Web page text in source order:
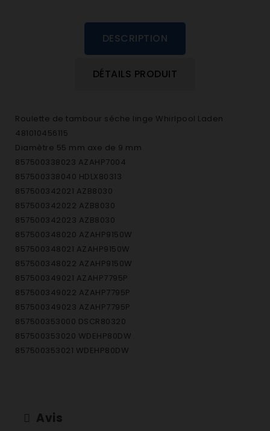
DESCRIPTION
DÉTAILS PRODUIT
Roulette de tambour séche linge Whirlpool Laden
481010456115
Diamètre 55 mm axe de 9 mm
857500338023 AZAHP7004
857500338040 HDLX80313
857500342021 AZB8030
857500342022 AZB8030
857500342023 AZB8030
857500348020 AZAHP9150W
857500348021 AZAHP9150W
857500348022 AZAHP9150W
857500349021 AZAHP7795P
857500349022 AZAHP7795P
857500349023 AZAHP7795P
857500353000 DSCR80320
857500353020 WDEHP80DW
857500353021 WDEHP80DW
857500361024 AZB9782
Avis